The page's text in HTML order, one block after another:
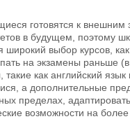
готовятся к
в будущем, поэтому
выбор курсов,
на экзамены раньше
как английский язык
а дополнительные
пределах,
возможности на